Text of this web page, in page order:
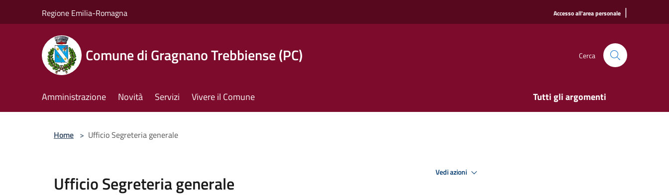
Regione Emilia-Romagna Accesso all'area personale |
Comune di Gragnano Trebbiense (PC) Cerca
Amministrazione Novità Servizi Vivere il Comune Tutti gli argomenti
Home > Ufficio Segreteria generale
Ufficio Segreteria generale Vedi azioni